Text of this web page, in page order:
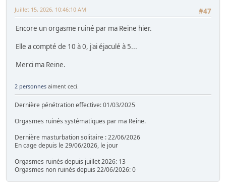
#47
Juillet 15, 2026, 10:46:10 AM
Encore un orgasme ruiné par ma Reine hier.
Elle a compté de 10 à 0, j'ai éjaculé à 5...
Merci ma Reine.
2 personnes aiment ceci.
Dernière pénétration effective: 01/03/2025
Orgasmes ruinés systématiques par ma Reine.
Dernière masturbation solitaire : 22/06/2026
En cage depuis le 29/06/2026, le jour
Orgasmes ruinés depuis juillet 2026: 13
Orgasmes non ruinés depuis 22/06/2026: 0